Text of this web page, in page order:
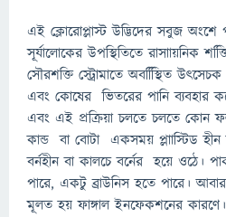
এই ক্লোরোপ্লাস্ট উদ্ভিদের সবুজ অংশে
সূর্যালোকের উপস্থিতিতে রাসাায়নিক
সৌরশক্তি স্ট্রোমাতে অবস্থিিিত
এবং কোষের ভিতরের পানি ব্যবহার
এবং এই প্রক্রিয়া চলতে চলতে কোন
কান্ড বা বোটা একসময় প্লাাস্টিড
বর্নহীন বা কালচে বর্নের হয়ে ওঠে।
পারে, একটু ব্রাউনিস হতে পারে।
মূলত হয় ফাঙ্গাল ইনফেকশনের কারণে।